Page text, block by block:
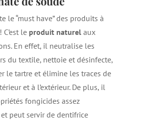
le “must have” des produits à
le produit naturelaux
En effet, il neutralise les
du textile, nettoie et désinfecte,
le tartre et élimine les traces de
et à l’extérieur. De plus, il
fongicides assez
peut servir de dentifrice